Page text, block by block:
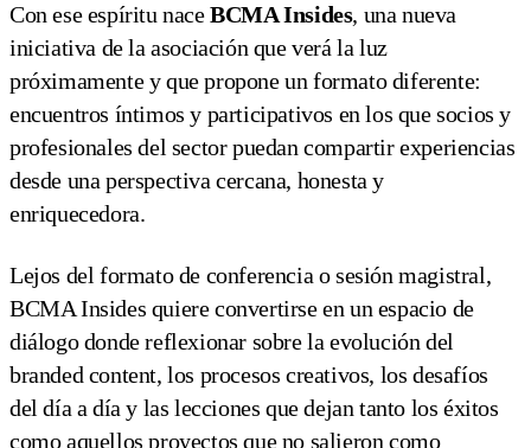
Con ese espíritu naceBCMA Insides, una nueva
iniciativa de la asociación que verá la luz
próximamente y que propone un formato diferente:
encuentros íntimos y participativos en los que socios y
profesionales del sector puedan compartir experiencias
desde una perspectiva cercana, honesta y
enriquecedora.
Lejos del formato de conferencia o sesión magistral,
BCMA Insides quiere convertirse en un espacio de
diálogo donde reflexionar sobre la evolución del
branded content, los procesos creativos, los desafíos
del día a día y las lecciones que dejan tanto los éxitos
como aquellos proyectos que no salieron como